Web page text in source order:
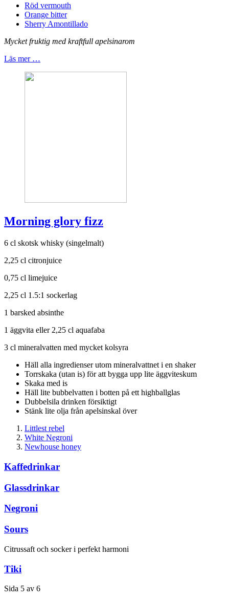
Röd vermouth
Orange bitter
Sherry Amontillado
Mycket fruktig med kraftfull apelsinarom
Läs mer …
Morning glory fizz
6 cl skotsk whisky (singelmalt)
2,25 cl citronjuice
0,75 cl limejuice
2,25 cl 1.5:1 sockerlag
1 barsked absinthe
1 äggvita eller 2,25 cl aquafaba
3 cl mineralvatten med mycket kolsyra
Häll alla ingredienser utom mineralvattnet i en shaker
Torrskaka (utan is) för att bygga upp lite äggviteskum
Skaka med is
Häll lite bubbelvatten i botten på ett highballglas
Dubbelsila drinken försiktigt
Stänk lite olja från apelsinskal över
Littlest rebel
White Negroni
Newhouse honey
Kaffedrinkar
Glassdrinkar
Negroni
Sours
Citrussaft och socker i perfekt harmoni
Tiki
Sida 5 av 6